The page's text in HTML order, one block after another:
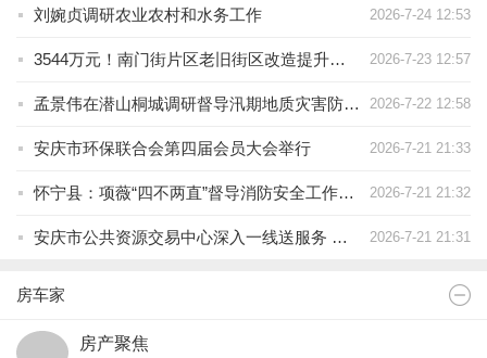
2026-7-24 12:53
刘婉贞调研农业农村和水务工作
2026-7-23 12:57
3544万元！南门街片区老旧街区改造提升项目获中央预算内资金支持
2026-7-22 12:58
孟景伟在潜山桐城调研督导汛期地质灾害防治工作时强调
2026-7-21 21:33
安庆市环保联合会第四届会员大会举行
2026-7-21 21:32
怀宁县：项薇“四不两直”督导消防安全工作并走访企业
2026-7-21 21:31
安庆市公共资源交易中心深入一线送服务 精准赋能促落地
房车家
房产聚焦